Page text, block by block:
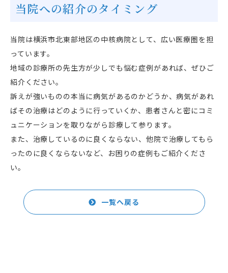
当院への紹介のタイミング
当院は横浜市北東部地区の中核病院として、広い医療圏を担
っています。
地域の診療所の先生方が少しでも悩む症例があれば、ぜひご
紹介ください。
訴えが強いものの本当に病気があるのかどうか、病気があれ
ばその治療はどのように行っていくか、患者さんと密にコミ
ュニケーションを取りながら診療して参ります。
また、治療しているのに良くならない、他院で治療してもら
ったのに良くならないなど、お困りの症例もご紹介くださ
い。
一覧へ戻る